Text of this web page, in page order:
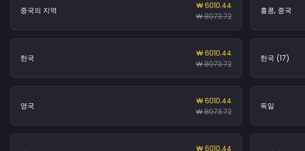
중국의 지역
₩ 6010.44
₩ 8073.72
홍콩, 중국
한국
₩ 6010.44
₩ 8073.72
한국 (17)
영국
₩ 6010.44
₩ 8073.72
독일
₩ 6010.44